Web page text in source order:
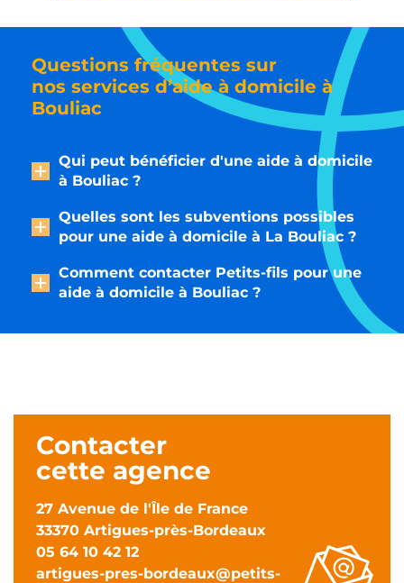
Questions fréquentes sur
nos services d’aide à domicile à
Bouliac
Qui peut bénéficier d'une aide à domicile
à Bouliac ?
Quelles sont les subventions possibles
pour une aide à domicile à La Bouliac ?
Comment contacter Petits-fils pour une
aide à domicile à Bouliac ?
Contacter
cette agence
27 Avenue de l'Île de France
33370 Artigues-près-Bordeaux
05 64 10 42 12
artigues-pres-bordeaux@petits-